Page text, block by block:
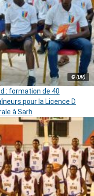
© (DR)
: formation de 40
pour la Licence D
à Sarh